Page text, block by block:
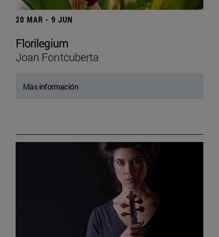
20 MAR - 9 JUN
Florilegium
Joan Fontcuberta
Más información